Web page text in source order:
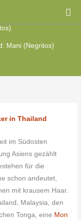
Mani (Negritos)
in Thailand
im Südosten
Asiens gezählt
für die
schon andeutet,
mit krausem Haar.
Malaysia, den
Tonga, eine Mon